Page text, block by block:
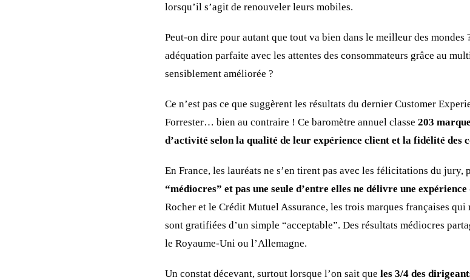
lorsqu’il s’agit de renouveler leurs mobiles.
Peut-on dire pour autant que tout va bien dans le meilleur des mondes
adéquation parfaite avec les attentes des consommateurs grâce au
sensiblement améliorée ?
Ce n’est pas ce que suggèrent les résultats du dernier Customer
Forrester… bien au contraire ! Ce baromètre annuel classe 203
d’activité selon la qualité de leur expérience client et la fidélité des
En France, les lauréats ne s’en tirent pas avec les félicitations du jury,
“médiocres” et pas une seule d’entre elles ne délivre une
Rocher et le Crédit Mutuel Assurance, les trois marques françaises qui
sont gratifiées d’un simple “acceptable”. Des résultats médiocres
le Royaume-Uni ou l’Allemagne.
Un constat décevant, surtout lorsque l’on sait que les 3/4 des